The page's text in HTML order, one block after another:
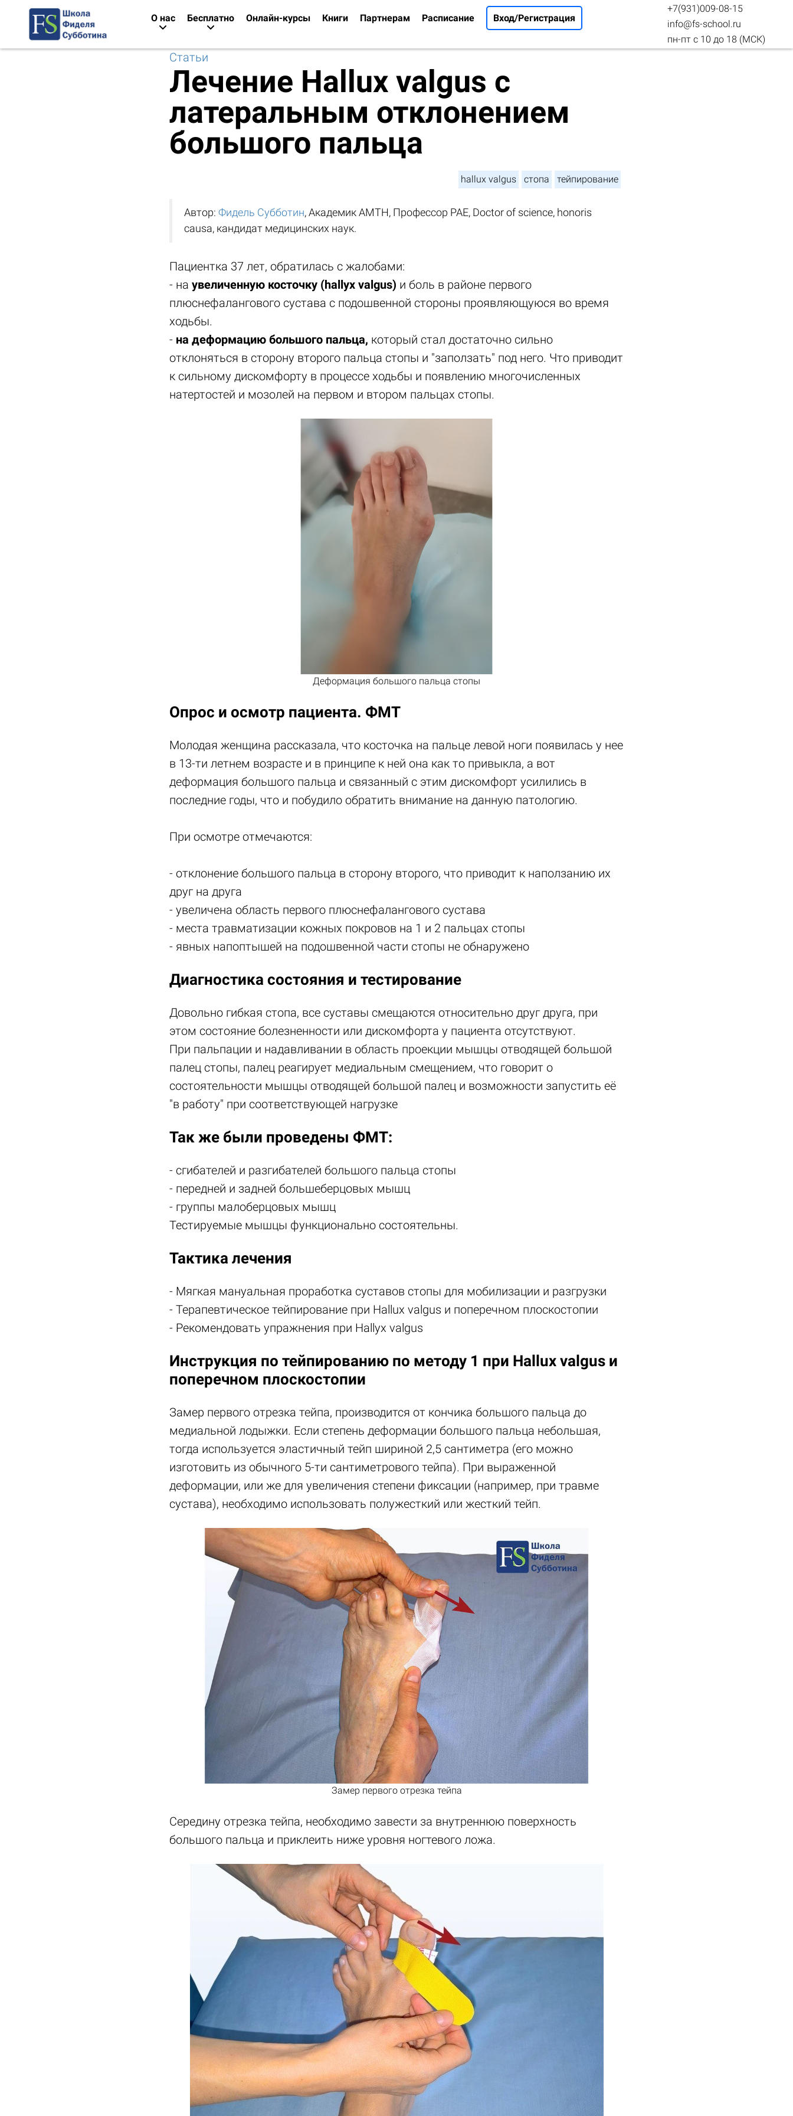
О нас Бесплатно Онлайн-курсы Книги Партнерам Расписание Вход/Регистрация
+7(931)009-08-15
info@fs-school.ru
пн-пт с 10 до 18 (МСК)
Статьи
Лечение Hallux valgus с
латеральным отклонением
большого пальца
hallux valgus стопа тейпирование
Автор: Фидель Субботин, Академик АМТН, Профессор РАЕ, Doctor of science, honoris
causa, кандидат медицинских наук.
Пациентка 37 лет, обратилась с жалобами:
- на увеличенную косточку (hallyx valgus) и боль в районе первого
плюснефалангового сустава с подошвенной стороны проявляющуюся во время
ходьбы.
- на деформацию большого пальца, который стал достаточно сильно
отклоняться в сторону второго пальца стопы и "заползать" под него. Что приводит
к сильному дискомфорту в процессе ходьбы и появлению многочисленных
натертостей и мозолей на первом и втором пальцах стопы.
Деформация большого пальца стопы
Опрос и осмотр пациента. ФМТ
Молодая женщина рассказала, что косточка на пальце левой ноги появилась у нее
в 13-ти летнем возрасте и в принципе к ней она как то привыкла, а вот
деформация большого пальца и связанный с этим дискомфорт усилились в
последние годы, что и побудило обратить внимание на данную патологию.
При осмотре отмечаются:
- отклонение большого пальца в сторону второго, что приводит к наползанию их
друг на друга
- увеличена область первого плюснефалангового сустава
- места травматизации кожных покровов на 1 и 2 пальцах стопы
- явных напоптышей на подошвенной части стопы не обнаружено
Диагностика состояния и тестирование
Довольно гибкая стопа, все суставы смещаются относительно друг друга, при
этом состояние болезненности или дискомфорта у пациента отсутствуют.
При пальпации и надавливании в область проекции мышцы отводящей большой
палец стопы, палец реагирует медиальным смещением, что говорит о
состоятельности мышцы отводящей большой палец и возможности запустить её
"в работу" при соответствующей нагрузке
Так же были проведены ФМТ:
- сгибателей и разгибателей большого пальца стопы
- передней и задней большеберцовых мышц
- группы малоберцовых мышц
Тестируемые мышцы функционально состоятельны.
Тактика лечения
- Мягкая мануальная проработка суставов стопы для мобилизации и разгрузки
- Терапевтическое тейпирование при Hallux valgus и поперечном плоскостопии
- Рекомендовать упражнения при Hallyx valgus
Инструкция по тейпированию по методу 1 при Hallux valgus и
поперечном плоскостопии
Замер первого отрезка тейпа, производится от кончика большого пальца до
медиальной лодыжки. Если степень деформации большого пальца небольшая,
тогда используется эластичный тейп шириной 2,5 сантиметра (его можно
изготовить из обычного 5-ти сантиметрового тейпа). При выраженной
деформации, или же для увеличения степени фиксации (например, при травме
сустава), необходимо использовать полужесткий или жесткий тейп.
Замер первого отрезка тейпа
Середину отрезка тейпа, необходимо завести за внутреннюю поверхность
большого пальца и приклеить ниже уровня ногтевого ложа.